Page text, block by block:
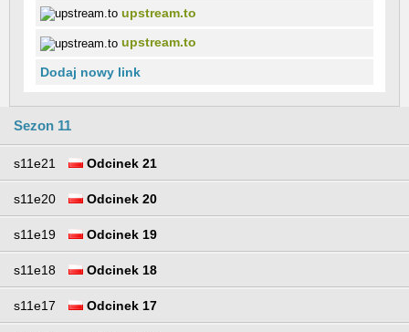
upstream.to
upstream.to
Dodaj nowy link
Sezon 11
s11e21 Odcinek 21
s11e20 Odcinek 20
s11e19 Odcinek 19
s11e18 Odcinek 18
s11e17 Odcinek 17